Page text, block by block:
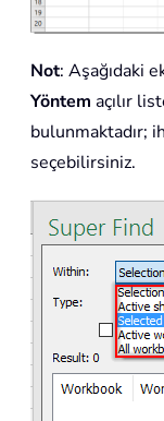
Not: Aşağıdaki
Yöntem açılır
bulunmaktadır;
seçebilirsiniz.